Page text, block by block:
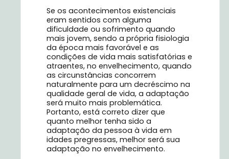
Se os acontecimentos existenciais
eram sentidos com alguma
dificuldade ou sofrimento quando
mais jovem, sendo a própria fisiologia
da época mais favorável e as
condições de vida mais satisfatórias e
atraentes, no envelhecimento, quando
as circunstâncias concorrem
naturalmente para um decréscimo na
qualidade geral de vida, a adaptação
será muito mais problemática.
Portanto, está correto dizer que
quanto melhor tenha sido a
adaptação da pessoa à vida em
idades pregressas, melhor será sua
adaptação no envelhecimento.